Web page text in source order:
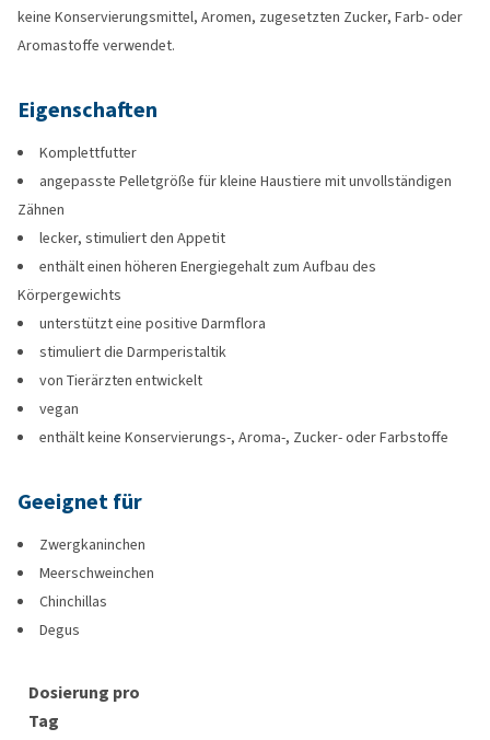
keine Konservierungsmittel, Aromen, zugesetzten Zucker, Farb- oder
Aromastoffe verwendet.
Eigenschaften
Komplettfutter
angepasste Pelletgröße für kleine Haustiere mit unvollständigen
Zähnen
lecker, stimuliert den Appetit
enthält einen höheren Energiegehalt zum Aufbau des
Körpergewichts
unterstützt eine positive Darmflora
stimuliert die Darmperistaltik
von Tierärzten entwickelt
vegan
enthält keine Konservierungs-, Aroma-, Zucker- oder Farbstoffe
Geeignet für
Zwergkaninchen
Meerschweinchen
Chinchillas
Degus
Dosierung pro
Tag